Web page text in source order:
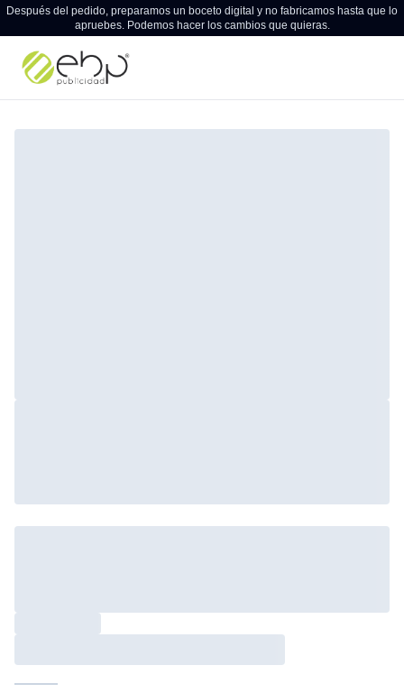
Después del pedido, preparamos un boceto digital y no fabricamos hasta que lo
apruebes. Podemos hacer los cambios que quieras.